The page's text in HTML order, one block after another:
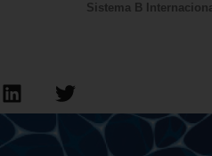
Sistema B